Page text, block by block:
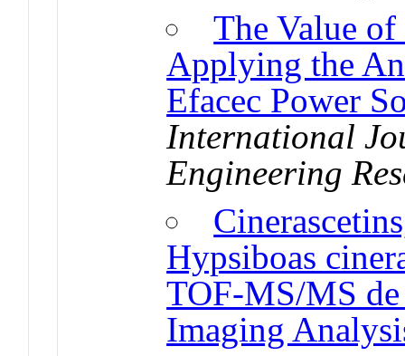
The Value
Applying the
Efacec Power
International
Engineering
Hypsiboas
TOF-MS/MS de
Imaging